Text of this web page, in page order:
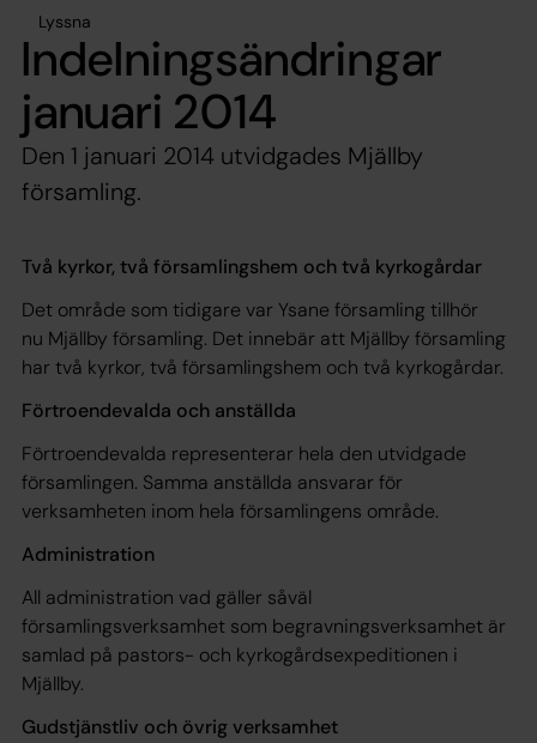
Lyssna
Indelningsändringar
januari 2014
Den 1 januari 2014 utvidgades Mjällby
församling.
Två kyrkor, två församlingshem och två kyrkogårdar
Det område som tidigare var Ysane församling tillhör
nu Mjällby församling. Det innebär att Mjällby församling
har två kyrkor, två församlingshem och två kyrkogårdar.
Förtroendevalda och anställda
Förtroendevalda representerar hela den utvidgade
församlingen. Samma anställda ansvarar för
verksamheten inom hela församlingens område.
Administration
All administration vad gäller såväl
församlingsverksamhet som begravningsverksamhet är
samlad på pastors- och kyrkogårdsexpeditionen i
Mjällby.
Gudstjänstliv och övrig verksamhet